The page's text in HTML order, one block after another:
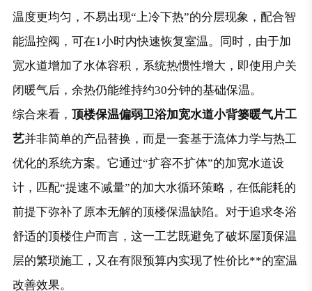
温度更均匀，不易出现“上冷下热”的分层现象，配合智
能温控阀，可在1小时内快速恢复室温。同时，由于加
宽水道增加了水体容积，系统热惯性增大，即使用户关
闭暖气后，余热仍能维持约30分钟的基础保温。
综合来看， 顶楼保温偏弱卫浴加宽水道小背篓暖气片工
艺并非简单的产品替换，而是一套基于流体力学与热工
优化的系统方案。它通过“扩容不扩体”的加宽水道设
计，匹配“提速不减量”的加大水循环策略，在低能耗的
前提下弥补了原本无解的顶楼保温缺陷。对于追求冬浴
舒适的顶楼住户而言，这一工艺既避免了破坏屋顶保温
层的繁琐施工，又在有限预算内实现了性价比**的室温
改善效果。